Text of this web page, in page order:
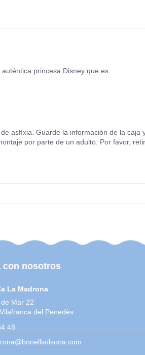
princesa Disney que es.
asfíxia. Guarde la información de la caja
por parte de un adulto. Por favor,
con nosotros
La Madrona
Mar 22
del Penedès
48